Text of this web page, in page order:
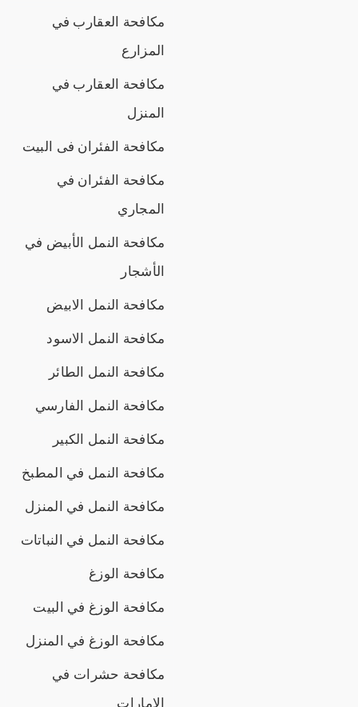
مكافحة العقارب في
المزارع
مكافحة العقارب في
المنزل
مكافحة الفئران فى البيت
مكافحة الفئران في
المجاري
مكافحة النمل الأبيض في
الأشجار
مكافحة النمل الابيض
مكافحة النمل الاسود
مكافحة النمل الطائر
مكافحة النمل الفارسي
مكافحة النمل الكبير
مكافحة النمل في المطبخ
مكافحة النمل في المنزل
مكافحة النمل في النباتات
مكافحة الوزغ
مكافحة الوزغ في البيت
مكافحة الوزغ في المنزل
مكافحة حشرات في
الامارات